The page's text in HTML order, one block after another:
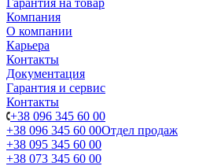
Гарантия на товар
Компания
О компании
Карьера
Контакты
Документация
Гарантия и сервис
Контакты
+38 096 345 60 00
+38 096 345 60 00Отдел продаж
+38 095 345 60 00
+38 073 345 60 00